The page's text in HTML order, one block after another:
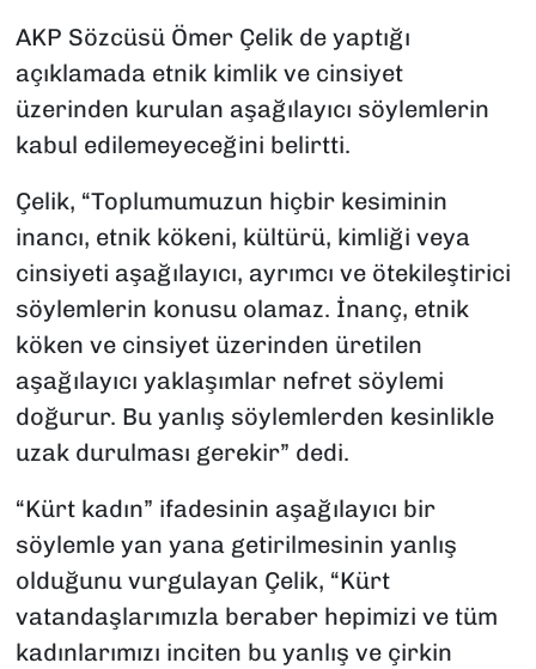
AKP Sözcüsü Ömer Çelik de yaptığı
açıklamada etnik kimlik ve cinsiyet
üzerinden kurulan aşağılayıcı söylemlerin
kabul edilemeyeceğini belirtti.
Çelik, “Toplumumuzun hiçbir kesiminin
inancı, etnik kökeni, kültürü, kimliği veya
cinsiyeti aşağılayıcı, ayrımcı ve ötekileştirici
söylemlerin konusu olamaz. İnanç, etnik
köken ve cinsiyet üzerinden üretilen
aşağılayıcı yaklaşımlar nefret söylemi
doğurur. Bu yanlış söylemlerden kesinlikle
uzak durulması gerekir” dedi.
“Kürt kadın” ifadesinin aşağılayıcı bir
söylemle yan yana getirilmesinin yanlış
olduğunu vurgulayan Çelik, “Kürt
vatandaşlarımızla beraber hepimizi ve tüm
kadınlarımızı inciten bu yanlış ve çirkin